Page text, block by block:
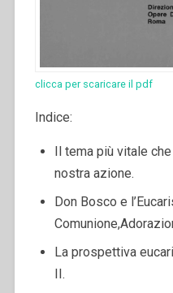
clicca per scaricare il pdf
Indice:
Il tema più vitale
nostra azione.
Don Bosco e
La prospettiva
II.